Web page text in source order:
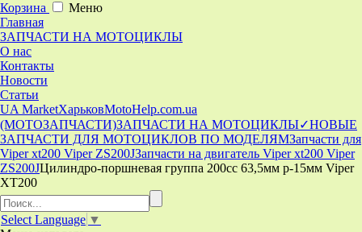
Корзина
Меню
Главная
ЗАПЧАСТИ НА МОТОЦИКЛЫ
О нас
Контакты
Новости
Статьи
UA MarketХарьковMotoHelp.com.ua
(МОТОЗАПЧАСТИ)ЗАПЧАСТИ НА МОТОЦИКЛЫ✓НОВЫЕ
ЗАПЧАСТИ ДЛЯ МОТОЦИКЛОВ ПО МОДЕЛЯМЗапчасти для
Viper xt200 Viper ZS200JЗапчасти на двигатель Viper xt200 Viper
ZS200JЦилиндро-поршневая группа 200сс 63,5мм р-15мм Viper
XT200
Select Language ▼